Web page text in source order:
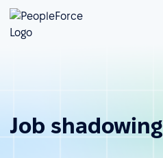
Job shadowing